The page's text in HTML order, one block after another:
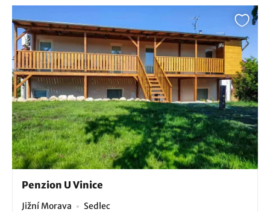
Penzion U Vinice
Jižní Morava Sedlec